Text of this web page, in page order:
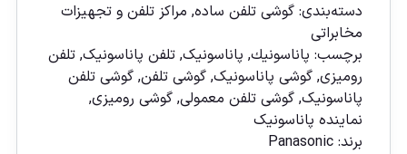
دسته‌بندی: گوشی تلفن ساده, مراکز تلفن و تجهیزات
مخابراتی
برچسب: پاناسونیك, پاناسونیک, تلفن پاناسونیک, تلفن
رومیزی, گوشی پاناسونیک, گوشی تلفن, گوشی تلفن
پاناسونیک, گوشی تلفن معمولی, گوشی رومیزی,
نماينده پاناسونيک
برند: Panasonic